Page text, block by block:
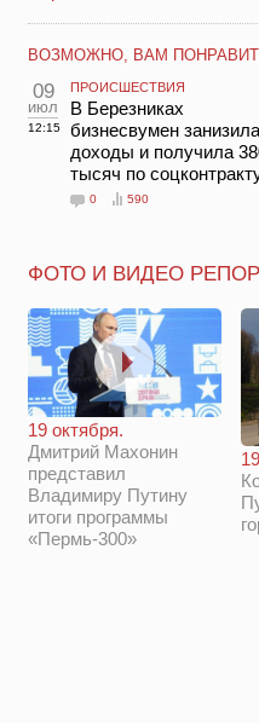
ВОЗМОЖНО, ВАМ
09
июл
12:15
ПРОИСШЕСТВИЯ
В Березниках
бизнесвумен занизила
доходы и получила
тысяч по
0 590
ФОТО И ВИДЕО
19 октября.
Дмитрий Махонин
представил
Владимиру Путину
итоги программы
«Пермь-300»